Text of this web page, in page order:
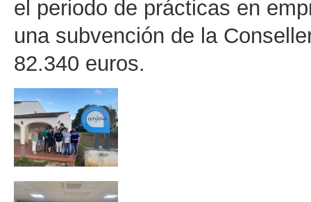
el periodo de prácticas en
una subvención de la
82.340 euros.